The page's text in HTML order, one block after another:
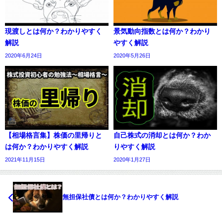
現渡しとは何か？わかりやすく
解説
2020年6月24日
景気動向指数とは何か？わかり
やすく解説
2020年5月26日
【相場格言集】株価の里帰りと
は何か？わかりやすく解説
2021年11月15日
自己株式の消却とは何か？わか
りやすく解説
2020年1月27日
無担保社債とは何か？わかりやすく解説